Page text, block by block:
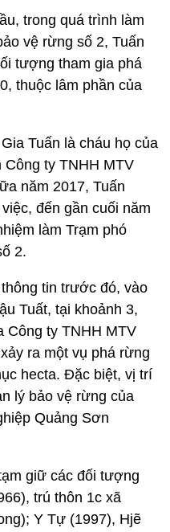
trong quá trình làm
vệ rừng số 2, Tuấn
tượng tham gia phá
thuộc lâm phần của
Tuấn là cháu họ của
ty TNHH MTV
năm 2017, Tuấn
đến gần cuối năm
làm Trạm phó
2.
tin trước đó, vào
Tuất, tại khoảnh 3,
Công ty TNHH MTV
ra một vụ phá rừng
hecta. Đặc biệt, vị trí
lý bảo vệ rừng của
Quảng Sơn
giữ các đối tượng
trú thôn 1c xã
Y Tự (1997), Hjẽ